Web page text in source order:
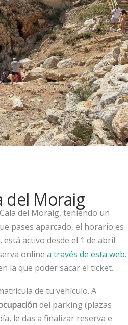
del Moraig
del Moraig, teniendo un
pases aparcado, el horario es
está activo desde el 1 de abril
online a través de esta web.
la que poder sacar el ticket.
de tu vehículo. A
del parking (plazas
le das a finalizar reserva e